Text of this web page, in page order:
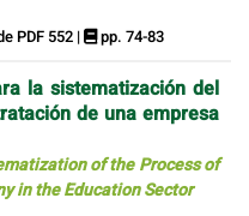
PDF 552 | pp. 74-83
la sistematización del
de una empresa
of the Process of
in the Education Sector